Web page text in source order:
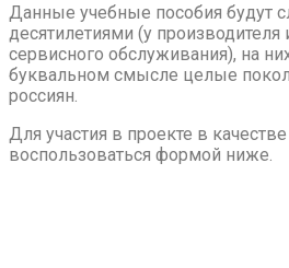
Данные учебные пособия будут
десятилетиями (у
сервисного обслуживания), на
буквальном смысле целые
россиян.
Для участия в проекте в
воспользоваться формой ниже.